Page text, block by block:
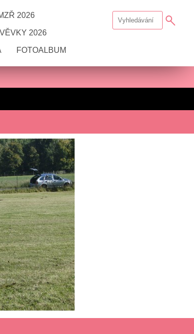
2026
2026
FOTOALBUM